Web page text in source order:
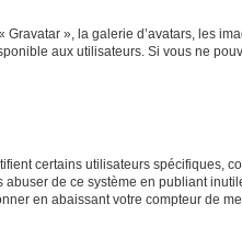
», la galerie d’avatars, les
aux utilisateurs. Si vous ne
certains utilisateurs spécifiques,
de ce système en publiant
en abaissant votre compteur de